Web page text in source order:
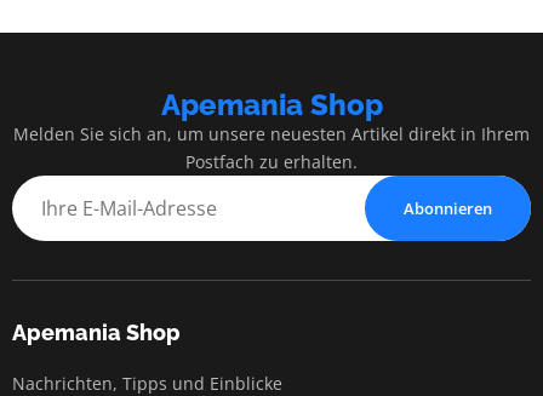
Apemania Shop
Melden Sie sich an, um unsere neuesten Artikel direkt in Ihrem
Postfach zu erhalten.
Abonnieren
Apemania Shop
Nachrichten, Tipps und Einblicke